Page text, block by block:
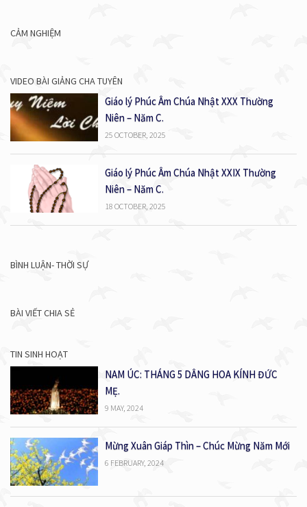
CẢM NGHIỆM
VIDEO BÀI GIẢNG CHA TUYÊN
Giáo lý Phúc Âm Chúa Nhật XXX Thường
Niên – Năm C.
25 OCTOBER, 2025
Giáo lý Phúc Âm Chúa Nhật XXIX Thường
Niên – Năm C.
18 OCTOBER, 2025
BÌNH LUẬN- THỜI SỰ
BÀI VIẾT CHIA SẺ
TIN SINH HOẠT
NAM ÚC: THÁNG 5 DÂNG HOA KÍNH ĐỨC
MẸ.
9 MAY, 2024
Mừng Xuân Giáp Thìn – Chúc Mừng Năm Mới
6 FEBRUARY, 2024